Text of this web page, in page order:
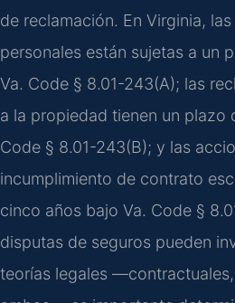
de reclamación. En Virginia,
personales están sujetas a un
Va. Code § 8.01-243(A); las
a la propiedad tienen un plazo
Code § 8.01-243(B); y las
incumplimiento de contrato
cinco años bajo Va. Code §
disputas de seguros pueden
teorías legales